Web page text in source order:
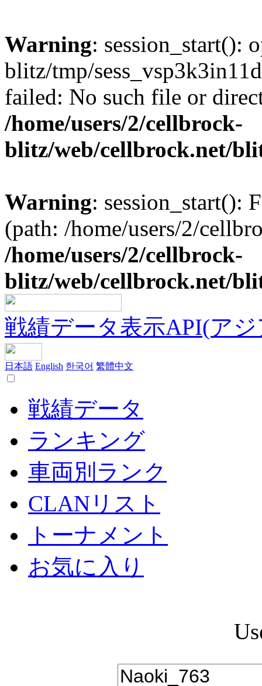
Warning: session_start():
blitz/tmp/
failed: No such file or
/home/users/2/cellbrock-
blitz/web/cellbrock.net/
Warning: session_start():
(path: /home/users/2/
/home/users/2/cellbrock-
blitz/web/cellbrock.net/
戦績データ表示API(アジ
日本語 English 한국어 繁體中文
戦績データ
ランキング
車両別ランク
CLANリスト
トーナメント
お気に入り